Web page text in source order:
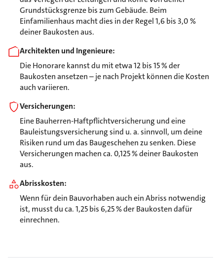
Grundstücksgrenze bis zum Gebäude. Beim
Einfamilienhaus macht dies in der Regel 1,6 bis 3,0 %
deiner Baukosten aus.
Architekten und Ingenieure:
Die Honorare kannst du mit etwa 12 bis 15 % der
Baukosten ansetzen – je nach Projekt können die Kosten
auch variieren.
Versicherungen:
Eine Bauherren-Haftpflichtversicherung und eine
Bauleistungsversicherung sind u. a. sinnvoll, um deine
Risiken rund um das Baugeschehen zu senken. Diese
Versicherungen machen ca. 0,125 % deiner Baukosten
aus.
Abrisskosten:
Wenn für dein Bauvorhaben auch ein Abriss notwendig
ist, musst du ca. 1,25 bis 6,25 % der Baukosten dafür
einrechnen.